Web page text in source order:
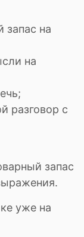
запас на
на
разговор с
запас
уже на